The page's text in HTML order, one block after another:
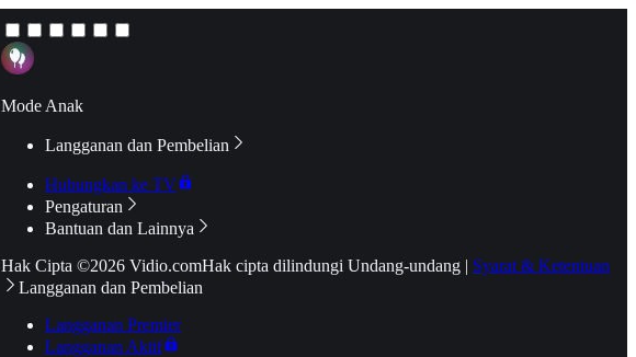
Mode Anak
Langganan dan Pembelian
Hubungkan ke TV
Pengaturan
Bantuan dan Lainnya
Hak Cipta ©2026 Vidio.comHak cipta dilindungi Undang-undang | Syarat & Ketentuan
Langganan dan Pembelian
Langganan Premier
Langganan Aktif